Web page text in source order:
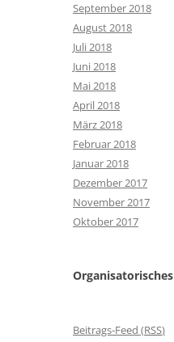
September 2018
August 2018
Juli 2018
Juni 2018
Mai 2018
April 2018
März 2018
Februar 2018
Januar 2018
Dezember 2017
November 2017
Oktober 2017
Organisatorisches
Beitrags-Feed (RSS)